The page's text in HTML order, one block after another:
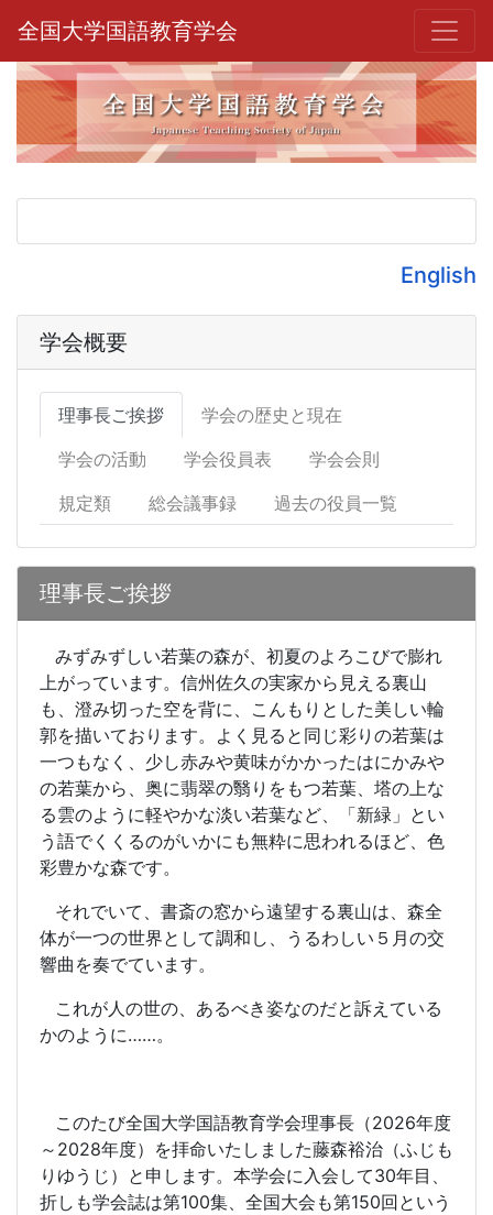
全国大学国語教育学会
English
学会概要
理事長ご挨拶
学会の歴史と現在
学会の活動
学会役員表
学会会則
規定類
総会議事録 過去の役員一覧
理事長ご挨拶
みずみずしい若葉の森が、初夏のよろこびで膨れ
上がっています。信州佐久の実家から見える裏山
も、澄み切った空を背に、こんもりとした美しい輪
郭を描いております。よく見ると同じ彩りの若葉は
一つもなく、少し赤みや黄味がかかったはにかみや
の若葉から、奥に翡翠の翳りをもつ若葉、塔の上な
る雲のように軽やかな淡い若葉など、「新緑」とい
う語でくくるのがいかにも無粋に思われるほど、色
彩豊かな森です。
それでいて、書斎の窓から遠望する裏山は、森全
体が一つの世界として調和し、うるわしい５月の交
響曲を奏でています。
これが人の世の、あるべき姿なのだと訴えている
かのように……。
このたび全国大学国語教育学会理事長（2026年度
～ 2028年度）を拝命いたしました藤森裕治（ふじも
りゆうじ）と申します。本学会に入会して30年目、
折しも学会誌は第100集、全国大会も第150回という